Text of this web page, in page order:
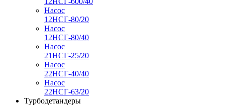
Насос
12НСГ-80/20
Насос
12НСГ-80/40
Насос
21НСГ-25/20
Насос
22НСГ-40/40
Насос
22НСГ-63/20
Турбодетандеры